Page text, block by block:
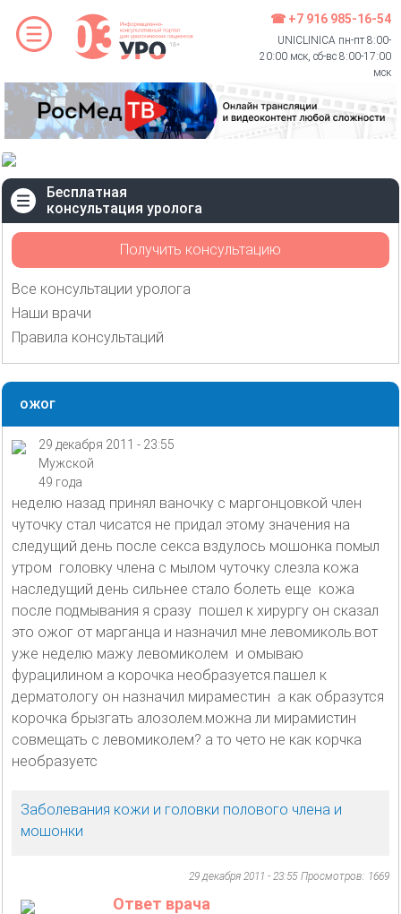
☎ +7 916 985-16-54
UNICLINICA пн-пт 8:00-
20:00 мск, сб-вс 8:00-17:00
мск
Бесплатная
консультация уролога
Получить консультацию
Все консультации уролога
Наши врачи
Правила консультаций
ожог
29 декабря 2011 - 23:55
Мужской
49 года
неделю назад принял ваночку с маргонцовкой член
чуточку стал чисатся не придал этому значения на
следущий день после секса вздулось мошонка помыл
утром головку члена с мылом чуточку слезла кожа
наследущий день сильнее стало болеть еще кожа
после подмывания я сразу пошел к хирургу он сказал
это ожог от марганца и назначил мне левомиколь.вот
уже неделю мажу левомиколем и омываю
фурацилином а корочка необразуется.пашел к
дерматологу он назначил мираместин а как образутся
корочка брызгать алозолем.можна ли мирамистин
совмещать с левомиколем? а то чето не как корчка
необразуетс
Заболевания кожи и головки полового члена и
мошонки
29 декабря 2011 - 23:55 Просмотров: 1669
Ответ врача